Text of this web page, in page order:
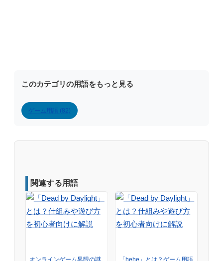
このカテゴリの用語をもっと見る
ゲーム用語 (82)
関連する用語
オンラインゲーム界隈の謎
「hehe」とは？ゲーム用語